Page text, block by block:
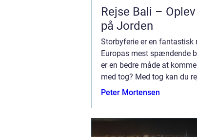
Rejse Bali –
på Jorden
Storbyferie er en fantastisk
Europas mest spændende
er en bedre måde at
med tog? Med tog kan du
og hurtigt til byer som
Peter Mortensen